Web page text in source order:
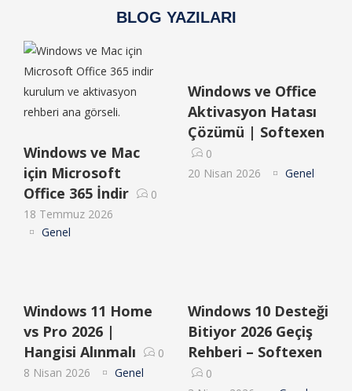
BLOG YAZILARI
Windows ve Mac
için Microsoft
Office 365 İndir
0
18 Temmuz 2026
Genel
Windows ve Office
Aktivasyon Hatası
Çözümü | Softexen
0
20 Nisan 2026
Genel
Windows 11 Home
vs Pro 2026 |
Hangisi Alınmalı
0
8 Nisan 2026
Genel
Windows 10 Desteği
Bitiyor 2026 Geçiş
Rehberi – Softexen
0